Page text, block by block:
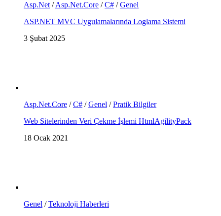
Asp.Net /Asp.Net.Core /C# /Genel
ASP.NET MVC Uygulamalarında Loglama Sistemi
3 Şubat 2025
Asp.Net.Core /C# /Genel /Pratik Bilgiler
Web Sitelerinden Veri Çekme İşlemi HtmlAgilityPack
18 Ocak 2021
Genel /Teknoloji Haberleri